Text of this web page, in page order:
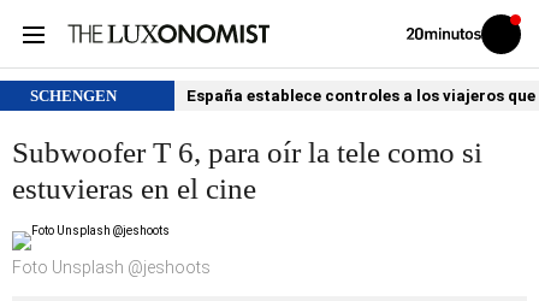
Volver
Iniciar
sesión
SCHENGEN España establece controles a los viajeros
Subwoofer T 6, para oír la tele como si
estuvieras en el cine
Foto Unsplash @jeshoots